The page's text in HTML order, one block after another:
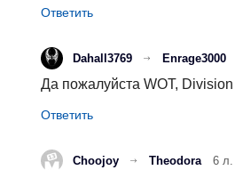
Dahall3769 Enrage3000
Да пожалуйста WOT,
Choojoy Theodora 6 л.